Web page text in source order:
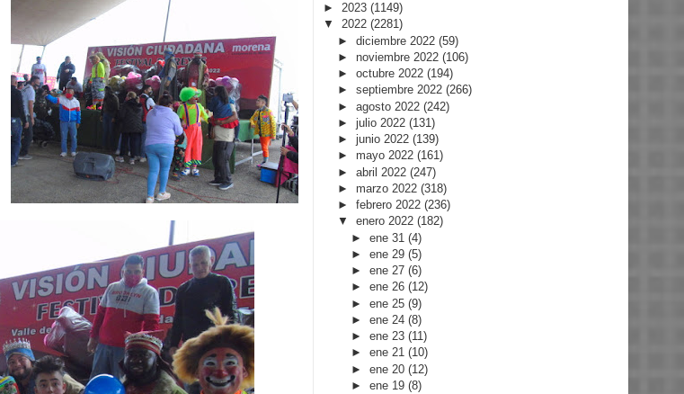
► 2023 (1149)
▼ 2022 (2281)
► diciembre 2022 (59)
► noviembre 2022 (106)
► octubre 2022 (194)
► septiembre 2022 (266)
► agosto 2022 (242)
► julio 2022 (131)
► junio 2022 (139)
► mayo 2022 (161)
► abril 2022 (247)
► marzo 2022 (318)
► febrero 2022 (236)
▼ enero 2022 (182)
►ene 31(4)
►ene 29(5)
►ene 27(6)
►ene 26(12)
►ene 25(9)
►ene 24(8)
►ene 23(11)
►ene 21(10)
►ene 20(12)
►ene 19(8)